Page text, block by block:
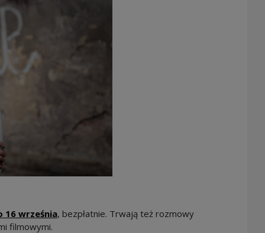
16 września, bezpłatnie. Trwają też rozmowy
filmowymi.